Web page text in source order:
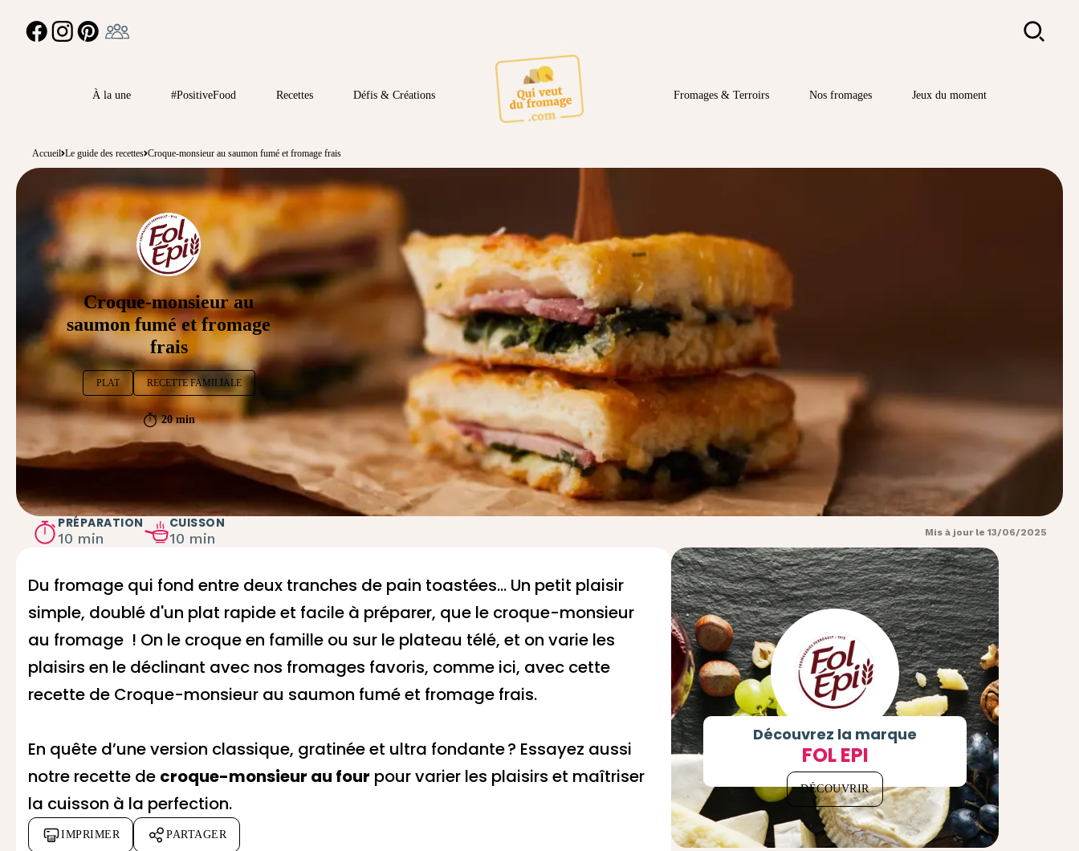
FACEBOOKINSTAGRAMPINTEREST Rechercher
À la une #PositiveFood Recettes Défis & Créations Fromages & Terroirs Nos fromages Jeux du moment
Accueil Le guide des recettes Croque-monsieur au saumon fumé et fromage frais
Croque-monsieur au
saumon fumé et fromage
frais
PLAT RECETTE FAMILIALE
20 min
PRÉPARATION
10 min
CUISSON
10 min Mis à jour le 13/06/2025
Du fromage qui fond entre deux tranches de pain toastées... Un petit plaisir
simple, doublé d'un plat rapide et facile à préparer, que le croque-monsieur
au fromage ! On le croque en famille ou sur le plateau télé, et on varie les
plaisirs en le déclinant avec nos fromages favoris, comme ici, avec cette
recette de Croque-monsieur au saumon fumé et fromage frais.
En quête d’une version classique, gratinée et ultra fondante ? Essayez aussi
notre recette de croque-monsieur au four pour varier les plaisirs et maîtriser
la cuisson à la perfection.
IMPRIMER PARTAGER
Découvrez la marque
FOL EPI
DÉCOUVRIR